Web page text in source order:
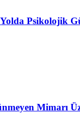
Yolda Psikolojik
Mimarı